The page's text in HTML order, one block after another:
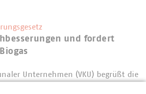
und fordert
Unternehmen (VKU) begrüßt die